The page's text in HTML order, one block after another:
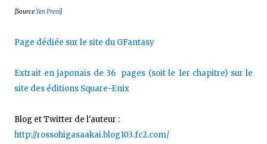
[SourceYen Press]
Page dédiée sur le site du GFantasy
Extrait en japonais de 36 pages (soit le 1er chapitre) sur le
site des éditions Square-Enix
Blog et Twitter de l'auteur :
http://rossohigasaakai.blog103.fc2.com/